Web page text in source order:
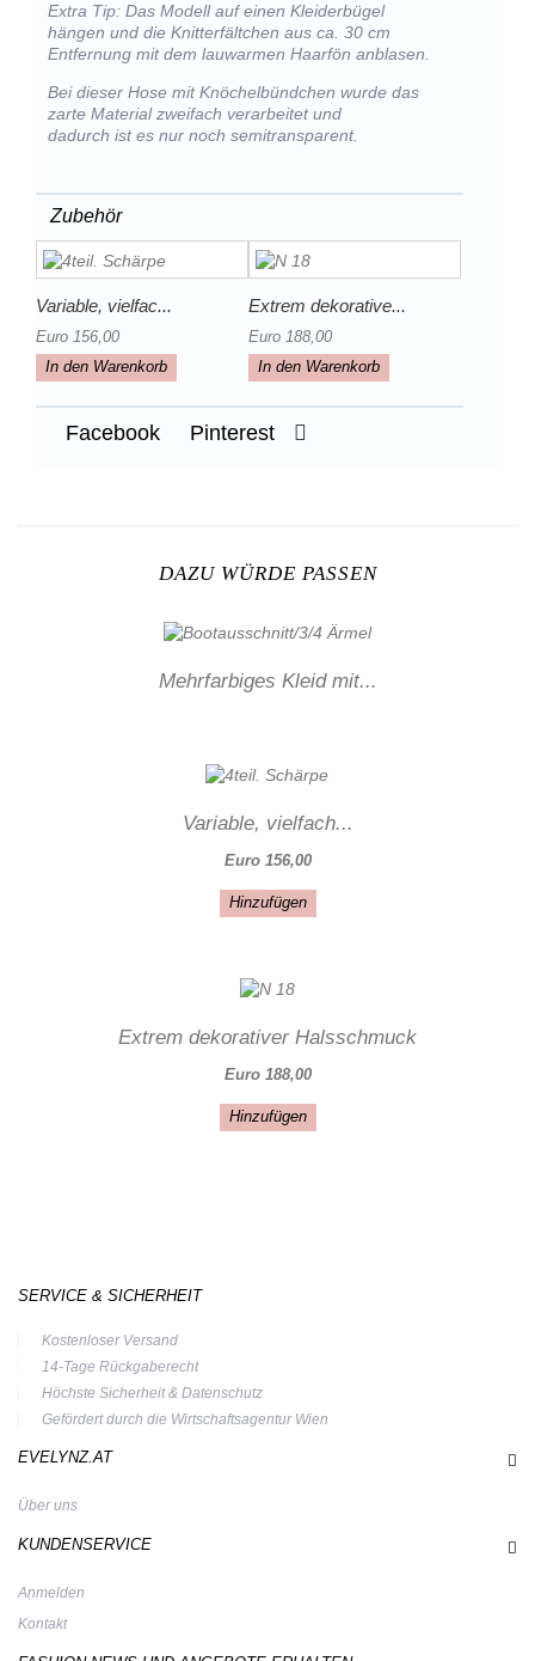
Extra Tip: Das Modell auf einen Kleiderbügel
hängen und die Knitterfältchen aus ca. 30 cm
Entfernung mit dem lauwarmen Haarfön anblasen.
Bei dieser Hose mit Knöchelbündchen wurde das
zarte Material zweifach verarbeitet und
dadurch ist es nur noch semitransparent.
Zubehör
Variable, vielfac...
Euro 156,00
In den Warenkorb
Extrem dekorative...
Euro 188,00
In den Warenkorb
Facebook Pinterest
DAZU WÜRDE PASSEN
Mehrfarbiges Kleid mit...
Variable, vielfach...
Euro 156,00
Hinzufügen
Extrem dekorativer Halsschmuck
Euro 188,00
Hinzufügen
SERVICE & SICHERHEIT
Kostenloser Versand
14-Tage Rückgaberecht
Höchste Sicherheit & Datenschutz
Gefördert durch die Wirtschaftsagentur Wien
EVELYNZ.AT
Über uns
KUNDENSERVICE
Anmelden
Kontakt